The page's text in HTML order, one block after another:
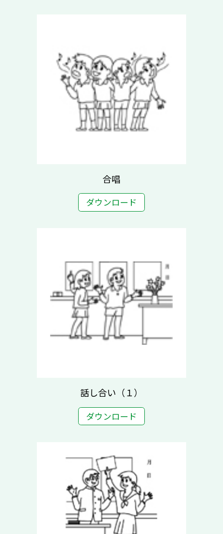
合唱
ダウンロード
話し合い（１）
ダウンロード